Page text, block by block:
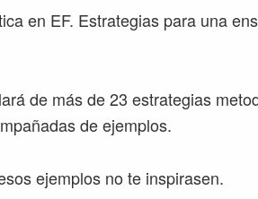
en EF. Estrategias para una
de más de 23 estrategias
de ejemplos.
ejemplos no te inspirasen.